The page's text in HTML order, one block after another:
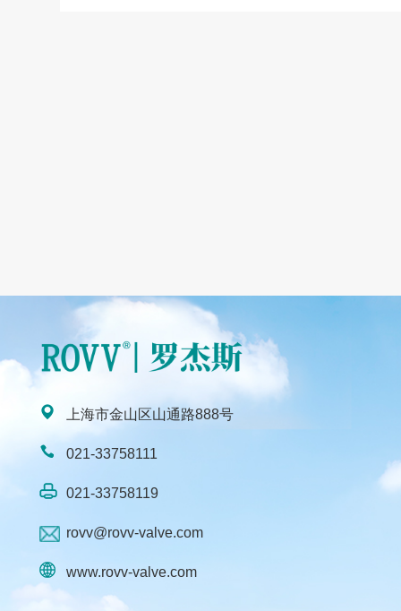
上海市金山区山通路888号
021-33758111
021-33758119
rovv@rovv-valve.com
www.rovv-valve.com